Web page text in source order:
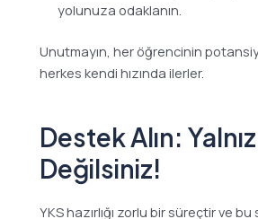
yolunuza odaklanın.
Unutmayın, her öğrencinin
herkes kendi hızında ilerler.
Destek Alın: Yalnız
Değilsiniz!
YKS hazırlığı zorlu bir süreçtir ve